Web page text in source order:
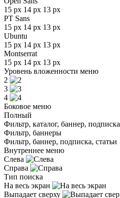
15 px 14 px 13 px
PT Sans
15 px 14 px 13 px
Ubuntu
15 px 14 px 13 px
Montserrat
15 px 14 px 13 px
Уровень вложенности меню
2
3
4
Боковое меню
Полный
Фильтр, каталог, баннер,
Фильтр, баннеры
Фильтр, баннер, подписка, статьи
Внутреннее меню
Слева
Справа
Тип поиска
На весь экран
Выпадает сверху